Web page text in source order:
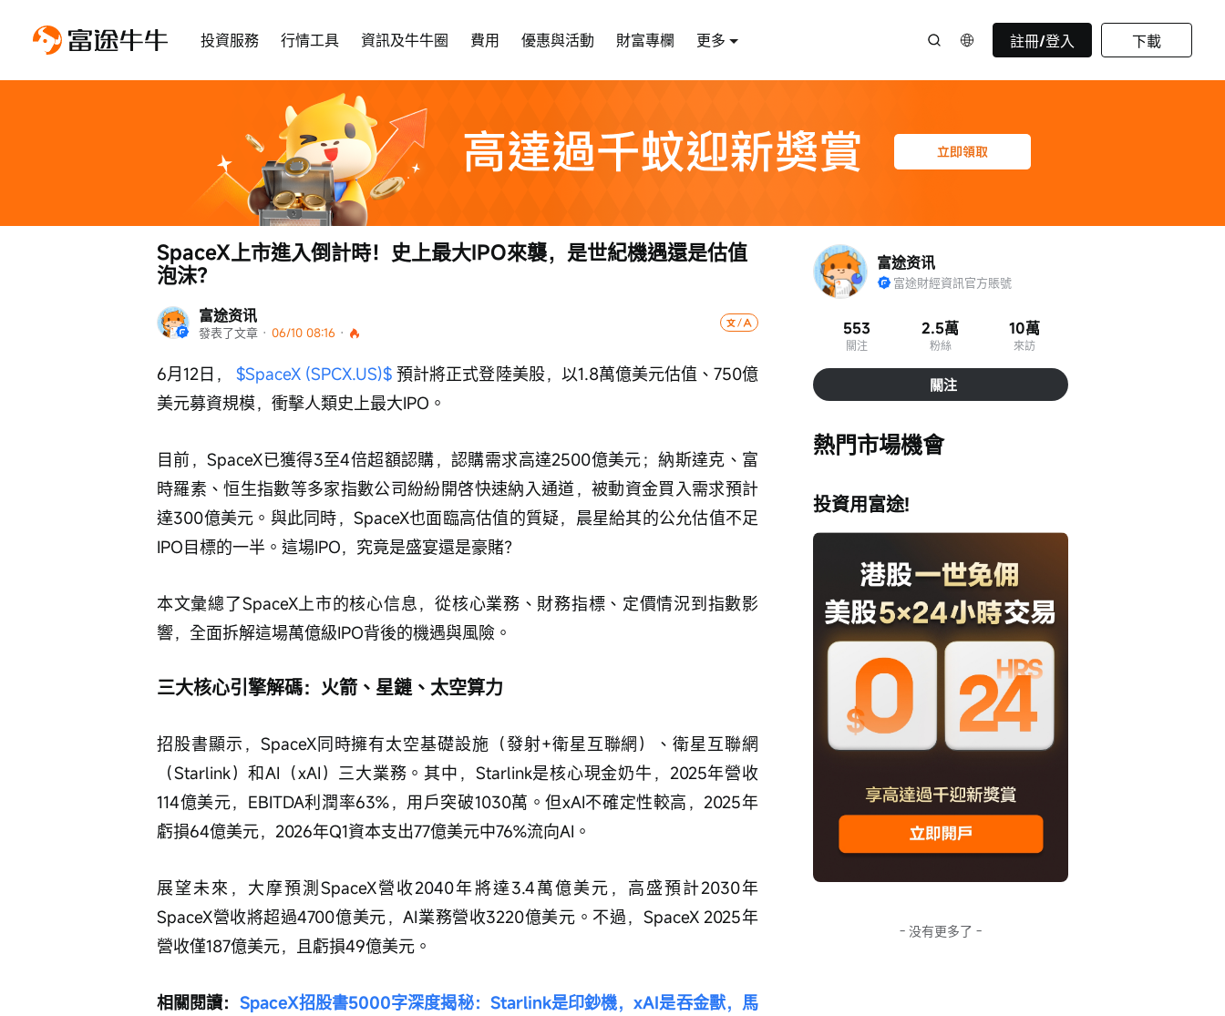
投資服務 行情工具 資訊及牛牛圈 費用 優惠與活動 財富專欄 更多 註冊/登入 下載
富途资讯
發表了文章 · 06/10 08:16 ·
SpaceX上市進入倒計時！史上最大IPO來襲，是世紀機遇還是估值
泡沫？
6月12日， $SpaceX (SPCX.US)$ 預計將正式登陸美股，以1.8萬億美元估值、750億
美元募資規模，衝擊人類史上最大IPO。
目前，SpaceX已獲得3至4倍超額認購，認購需求高達2500億美元；納斯達克、富
時羅素、恒生指數等多家指數公司紛紛開啓快速納入通道，被動資金買入需求預計
達300億美元。與此同時，SpaceX也面臨高估值的質疑，晨星給其的公允估值不足
IPO目標的一半。這場IPO，究竟是盛宴還是豪賭？
本文彙總了SpaceX上市的核心信息，從核心業務、財務指標、定價情況到指數影
響，全面拆解這場萬億級IPO背後的機遇與風險。
三大核心引擎解碼：火箭、星鏈、太空算力
招股書顯示，SpaceX同時擁有太空基礎設施（發射+衛星互聯網）、衛星互聯網
（Starlink）和AI（xAI）三大業務。其中，Starlink是核心現金奶牛，2025年營收
114億美元，EBITDA利潤率63%，用戶突破1030萬。但xAI不確定性較高，2025年
虧損64億美元，2026年Q1資本支出77億美元中76%流向AI。
展望未來，大摩預測SpaceX營收2040年將達3.4萬億美元，高盛預計2030年
SpaceX營收將超過4700億美元，AI業務營收3220億美元。不過，SpaceX 2025年
營收僅187億美元，且虧損49億美元。
相關閱讀： SpaceX招股書5000字深度揭秘：Starlink是印鈔機，xAI是吞金獸，馬
富途资讯
富途財經資訊官方賬號
553
關注
2.5萬
粉絲
10萬
來訪
關注
熱門市場機會
投資用富途!
- 没有更多了 -